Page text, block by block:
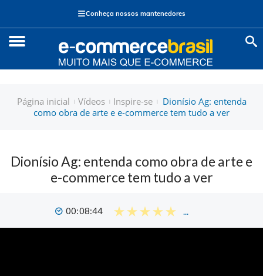
≡Conheça nossos mantenedores
Página inicial Vídeos Inspire-se
Dionísio Ag: entenda
como obra de arte e e-commerce tem tudo a ver
Dionísio Ag: entenda como obra de arte e
e-commerce tem tudo a ver
00:08:44 ...